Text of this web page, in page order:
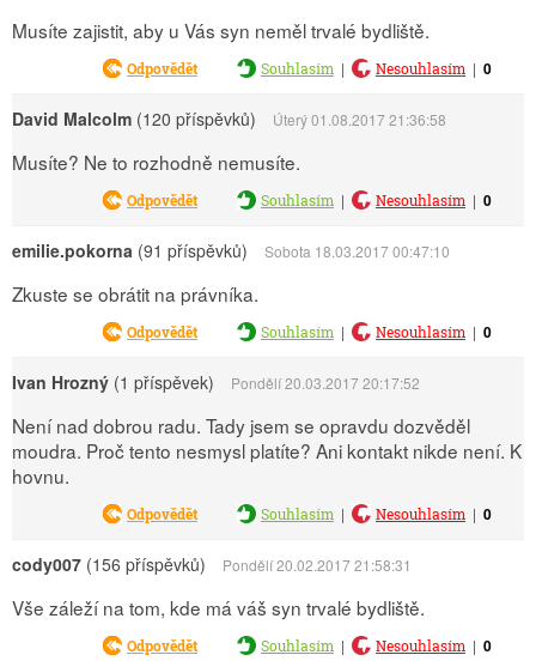
Musíte zajistit, aby u Vás syn neměl trvalé bydliště.
Odpovědět Souhlasím | Nesouhlasím | 0
David Malcolm (120 příspěvků) Úterý 01.08.2017 21:36:58
Musíte? Ne to rozhodně nemusíte.
Odpovědět Souhlasím | Nesouhlasím | 0
emilie.pokorna (91 příspěvků) Sobota 18.03.2017 00:47:10
Zkuste se obrátit na právníka.
Odpovědět Souhlasím | Nesouhlasím | 0
Ivan Hrozný (1 příspěvek) Pondělí 20.03.2017 20:17:52
Není nad dobrou radu. Tady jsem se opravdu dozvěděl
moudra. Proč tento nesmysl platíte? Ani kontakt nikde není. K
hovnu.
Odpovědět Souhlasím | Nesouhlasím | 0
cody007 (156 příspěvků) Pondělí 20.02.2017 21:58:31
Vše záleží na tom, kde má váš syn trvalé bydliště.
Odpovědět Souhlasím | Nesouhlasím | 0